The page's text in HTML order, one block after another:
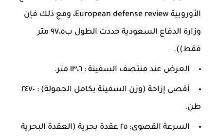
الأوروبية European defense review، ومع ذلك فإن
وزارة الدفاع السعودية حددت الطول ب٩٧،٥ متر
فقط)).
العرض عند منتصف السفينة : ١٣،٦ متر.
أقصى إزاحة (وزن السفينة بكامل الحمولة) : ٢٤٧٠
طن.
السرعة القصوى: ٢٥ عقدة بحرية (العقدة البحرية